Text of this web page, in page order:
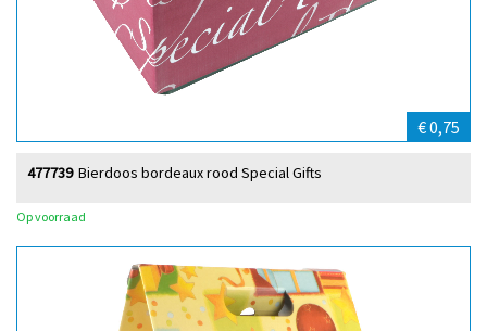
€ 0,75
Bierdoos bordeaux rood Special Gifts
477739
Op voorraad